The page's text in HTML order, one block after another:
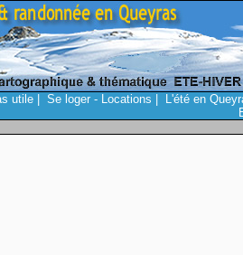
utile Se loger - Locations
L'été en